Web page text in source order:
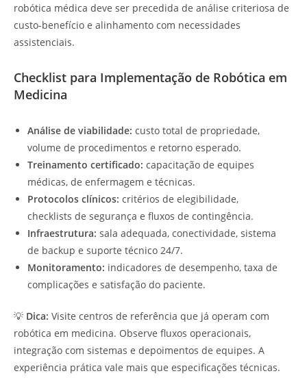
robótica médica deve ser precedida de análise criteriosa de
custo-benefício e alinhamento com necessidades
assistenciais.
Checklist para Implementação de Robótica em
Medicina
Análise de viabilidade: custo total de propriedade,
volume de procedimentos e retorno esperado.
Treinamento certificado: capacitação de equipes
médicas, de enfermagem e técnicas.
Protocolos clínicos: critérios de elegibilidade,
checklists de segurança e fluxos de contingência.
Infraestrutura: sala adequada, conectividade, sistema
de backup e suporte técnico 24/7.
Monitoramento: indicadores de desempenho, taxa de
complicações e satisfação do paciente.
💡 Dica: Visite centros de referência que já operam com
robótica em medicina. Observe fluxos operacionais,
integração com sistemas e depoimentos de equipes. A
experiência prática vale mais que especificações técnicas.